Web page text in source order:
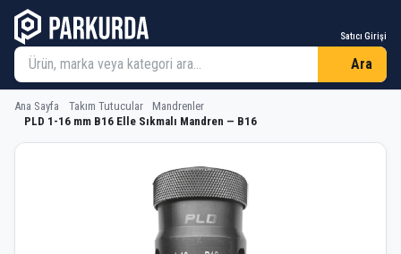
Satıcı Girişi
Ara
Ana Sayfa Takım Tutucular
Mandrenler
PLD 1-16 mm B16 Elle Sıkmalı Mandren — B16
PLD 1-16 mm B16 Elle Sıkmalı